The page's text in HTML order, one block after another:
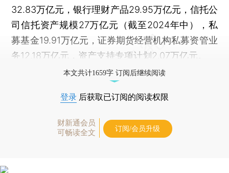
32.83万亿元，银行理财产品29.95万亿元，信托公
司信托资产规模27万亿元（截至2024年中），私
募基金19.91万亿元，证券期货经营机构私募资管业
务12.18万亿元，资产支持专项计划2.07万亿元。
本文共计1659字 订阅后继续阅读
登录 后获取已订阅的阅读权限
财新通会员
可畅读全文
订阅/会员升级